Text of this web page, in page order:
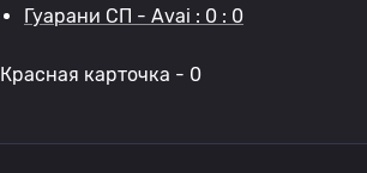
Гуарани СП - Avai : 0 : 0
Красная карточка - 0